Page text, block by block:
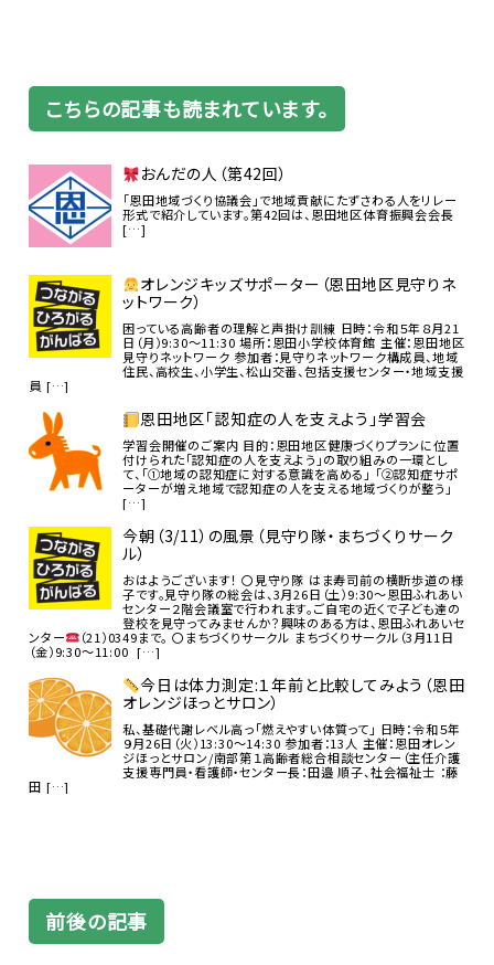
こちらの記事も読まれています。
おんだの人（第42回）
「恩田地域づくり協議会」で地域貢献にたずさわる人をリレー
形式で紹介しています。第42回は、恩田地区体育振興会会長
[…]
オレンジキッズサポーター（恩田地区見守りネ
ットワーク）
困っている高齢者の理解と声掛け訓練 日時：令和５年８月21
日（月）9:30～11:30 場所：恩田小学校体育館 主催：恩田地区
見守りネットワーク 参加者：見守りネットワーク構成員、地域
住民、高校生、小学生、松山交番、包括支援センター・地域支援
員 […]
恩田地区「認知症の人を支えよう」学習会
学習会開催のご案内 目的：恩田地区健康づくりプランに位置
付けられた「認知症の人を支えよう」の取り組みの一環とし
て、「①地域の認知症に対する意識を高める」 「②認知症サポ
ーターが増え地域で認知症の人を支える地域づくりが整う」
[…]
今朝（3/11）の風景（見守り隊・まちづくりサーク
ル）
おはようございます！ 〇見守り隊 はま寿司前の横断歩道の様
子です。見守り隊の総会は、3月26日（土）9:30～恩田ふれあい
センター２階会議室で行われます。ご自宅の近くで子ども達の
登校を見守ってみませんか？興味のある方は、恩田ふれあいセ
ンター
（21）0349まで。 〇まちづくりサークル まちづくりサークル（3月11日
（金）9:30～11:00 […]
今日は体力測定:１年前と比較してみよう（恩田
オレンジほっとサロン）
私、基礎代謝レベル高っ「燃えやすい体質って」 日時：令和５年
９月26日（火）13:30～14:30 参加者：13人 主催：恩田オレン
ジほっとサロン/南部第１高齢者総合相談センター（主任介護
支援専門員・看護師・センター長：田邉 順子、社会福祉士 ：藤
田 […]
前後の記事